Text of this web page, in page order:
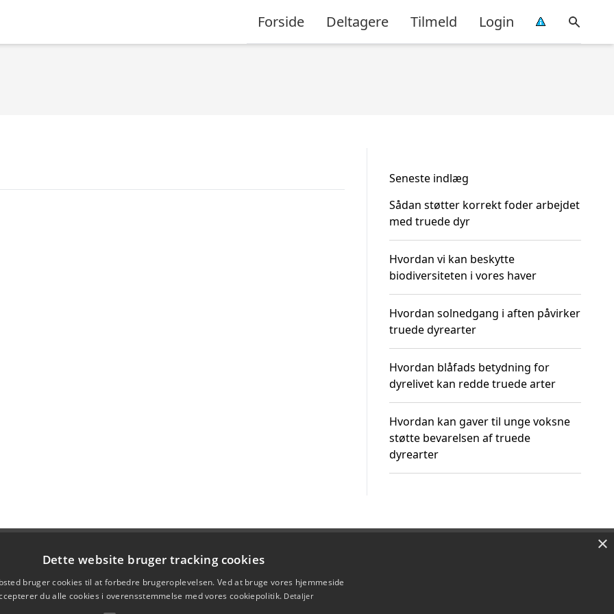
Forside Deltagere Tilmeld Login
Seneste indlæg
Sådan støtter korrekt foder arbejdet
med truede dyr
Hvordan vi kan beskytte
biodiversiteten i vores haver
Hvordan solnedgang i aften påvirker
truede dyrearter
Hvordan blåfads betydning for
dyrelivet kan redde truede arter
Hvordan kan gaver til unge voksne
støtte bevarelsen af truede
dyrearter
×
Dette website bruger tracking cookies
bruger cookies til at forbedre brugeroplevelsen. Ved at bruge vores hjemmeside
du alle cookies i overensstemmelse med vores cookiepolitik. Detaljer